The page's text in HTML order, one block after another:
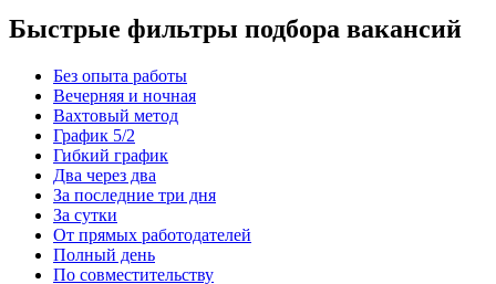
Быстрые фильтры подбора вакансий
Без опыта работы
Вечерняя и ночная
Вахтовый метод
График 5/2
Гибкий график
Два через два
За последние три дня
За сутки
От прямых работодателей
Полный день
По совместительству